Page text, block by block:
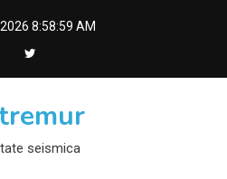
8:59:00 AM
seismica